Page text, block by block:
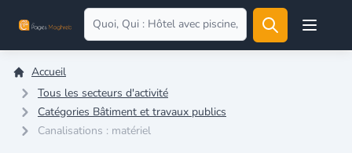
Open
Accueil
Tous les secteurs d'activité
Catégories Bâtiment et travaux publics
Canalisations : matériel